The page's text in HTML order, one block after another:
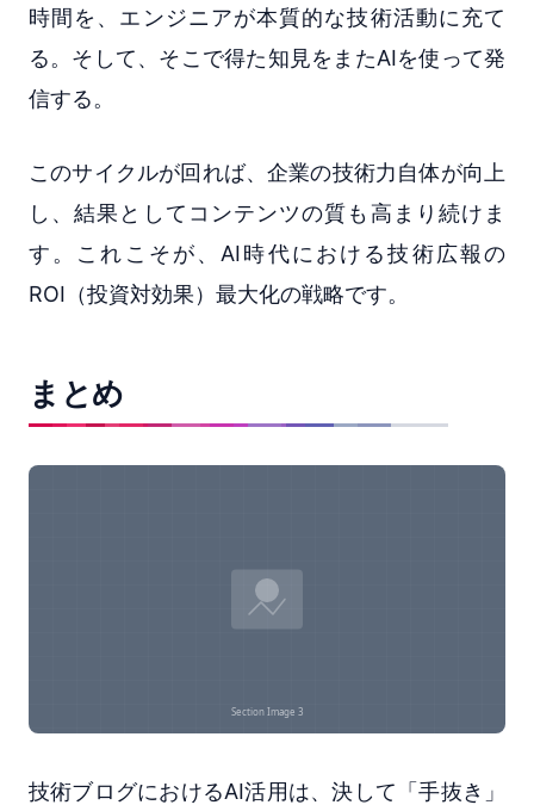
時間を、エンジニアが本質的な技術活動に充て
る。そして、そこで得た知見をまたAIを使って発
信する。
このサイクルが回れば、企業の技術力自体が向上
し、結果としてコンテンツの質も高まり続けま
す。これこそが、AI時代における技術広報の
ROI（投資対効果）最大化の戦略です。
まとめ
技術ブログにおけるAI活用は、決して「手抜き」